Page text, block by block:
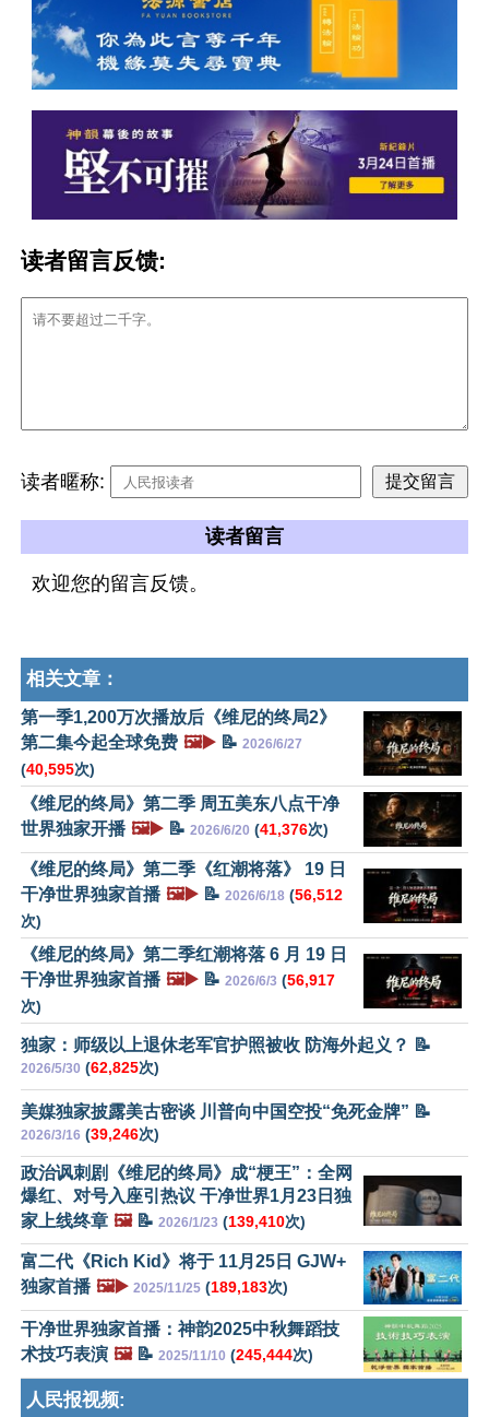
读者留言反馈:
读者暱称:
读者留言
欢迎您的留言反馈。
相关文章：
第一季1,200万次播放后《维尼的终局2》
第二集今起全球免费 🖼️▶️ 📝 2026/6/27
(40,595次)
《维尼的终局》第二季 周五美东八点干净
世界独家开播 🖼️▶️ 📝 2026/6/20 (41,376次)
《维尼的终局》第二季《红潮将落》 19 日
干净世界独家首播 🖼️▶️ 📝 2026/6/18 (56,512
次)
《维尼的终局》第二季红潮将落 6 月 19 日
干净世界独家首播 🖼️▶️ 📝 2026/6/3 (56,917
次)
独家：师级以上退休老军官护照被收 防海外起义？ 📝
2026/5/30 (62,825次)
美媒独家披露美古密谈 川普向中国空投“免死金牌” 📝
2026/3/16 (39,246次)
政治讽刺剧《维尼的终局》成“梗王”：全网
爆红、对号入座引热议 干净世界1月23日独
家上线终章 🖼️📝 2026/1/23 (139,410次)
富二代《Rich Kid》将于 11月25日 GJW+
独家首播 🖼️▶️ 2025/11/25 (189,183次)
干净世界独家首播：神韵2025中秋舞蹈技
术技巧表演 🖼️📝 2025/11/10 (245,444次)
人民报视频: